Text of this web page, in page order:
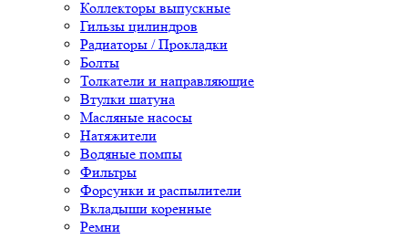
Коллекторы выпускные
Гильзы цилиндров
Радиаторы / Прокладки
Болты
Толкатели и направляющие
Втулки шатуна
Масляные насосы
Натяжители
Водяные помпы
Фильтры
Форсунки и распылители
Вкладыши коренные
Ремни